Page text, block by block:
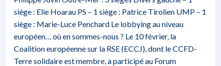
siège : Elie Hoarau PS – 1 siège : Patrice Tirolien UMP – 1
siège : Marie-Luce Penchard Le lobbying au niveau
européen… où en sommes-nous ? Le 10 février, la
Coalition européenne sur la RSE (ECCJ), dont le CCFD-
Terre solidaire est membre, a participé au Forum